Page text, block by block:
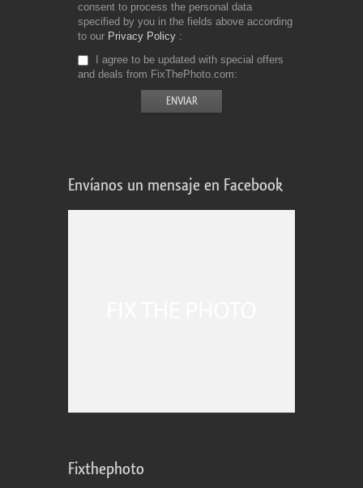
consent to process the personal data
specified by you in the fields above according
to our Privacy Policy
I agree to be updated with special offers
and deals from FixThePhoto.com
Envíanos un mensaje en Facebook
Fixthephoto